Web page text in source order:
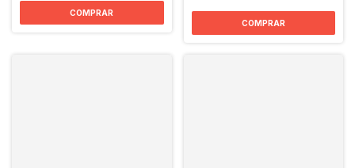
COMPRAR
COMPRAR